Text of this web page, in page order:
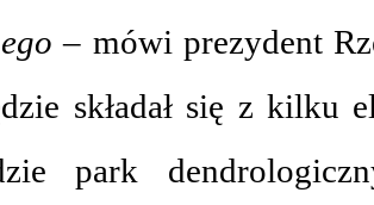
– mówi prezydent
składał się z kilku
park